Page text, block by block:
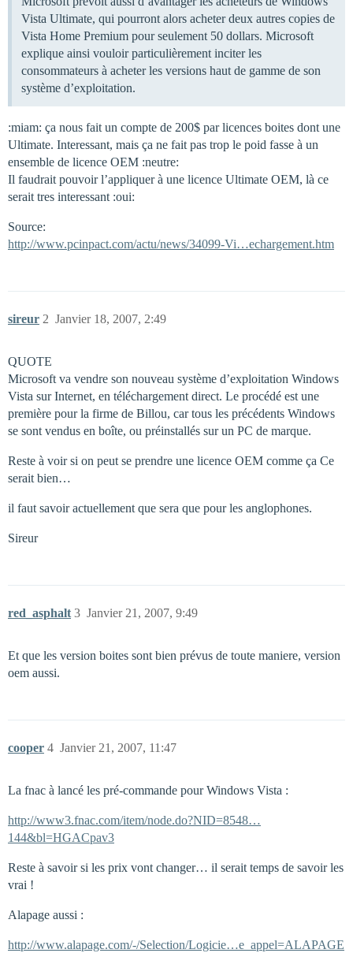
Vista Ultimate, qui pourront alors acheter deux autres copies de
Vista Home Premium pour seulement 50 dollars. Microsoft
explique ainsi vouloir particulièrement inciter les
consommateurs à acheter les versions haut de gamme de son
système d’exploitation.
:miam: ça nous fait un compte de 200$ par licences boites dont une
Ultimate. Interessant, mais ça ne fait pas trop le poid fasse à un
ensemble de licence OEM :neutre:
Il faudrait pouvoir l’appliquer à une licence Ultimate OEM, là ce
serait tres interessant :oui:
Source:
http://www.pcinpact.com/actu/news/34099-Vi…echargement.htm
sireur Janvier 18, 2007, 2:49
2
QUOTE
Microsoft va vendre son nouveau système d’exploitation Windows
Vista sur Internet, en téléchargement direct. Le procédé est une
première pour la firme de Billou, car tous les précédents Windows
se sont vendus en boîte, ou préinstallés sur un PC de marque.
Reste à voir si on peut se prendre une licence OEM comme ça Ce
serait bien…
il faut savoir actuellement que sera que pour les anglophones.
Sireur
red_asphalt Janvier 21, 2007, 9:49
3
Et que les version boites sont bien prévus de toute maniere, version
oem aussi.
cooper Janvier 21, 2007, 11:47
4
La fnac à lancé les pré-commande pour Windows Vista :
http://www3.fnac.com/item/node.do?NID=8548…
144&bl=HGACpav3
Reste à savoir si les prix vont changer… il serait temps de savoir les
vrai !
Alapage aussi :
http://www.alapage.com/-/Selection/Logicie…e_appel=ALAPAGE